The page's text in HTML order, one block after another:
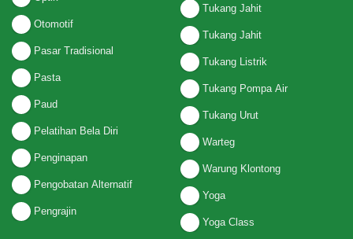
Otomotif
Pasar Tradisional
Pasta
Paud
Pelatihan Bela Diri
Penginapan
Pengobatan Alternatif
Pengrajin
Tukang Jahit
Tukang Jahit
Tukang Listrik
Tukang Pompa Air
Tukang Urut
Warteg
Warung Klontong
Yoga
Yoga Class